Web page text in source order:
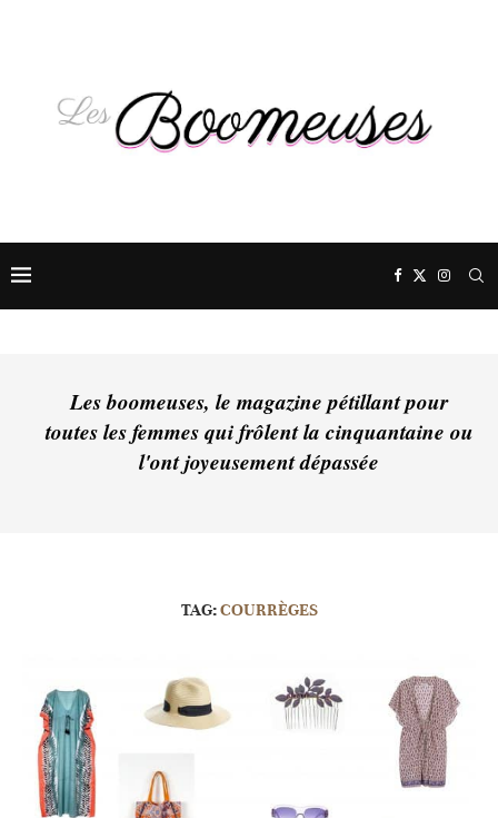
Les boomeuses, le magazine pétillant pour
toutes les femmes qui frôlent la cinquantaine ou
l'ont joyeusement dépassée
TAG:COURRÈGES